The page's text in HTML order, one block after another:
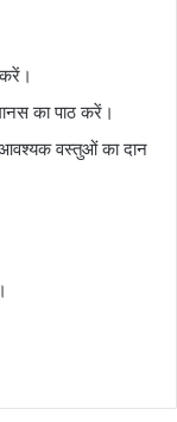
का पाठ करें।
वस्तुओं का दान